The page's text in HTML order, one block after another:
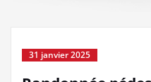
31 janvier 2025